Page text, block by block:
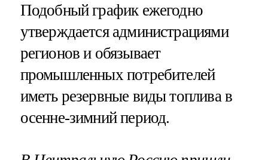
Подобный график ежегодно
утверждается администрациями
регионов и обязывает
промышленных потребителей
иметь резервные виды топлива в
осенне-зимний период.